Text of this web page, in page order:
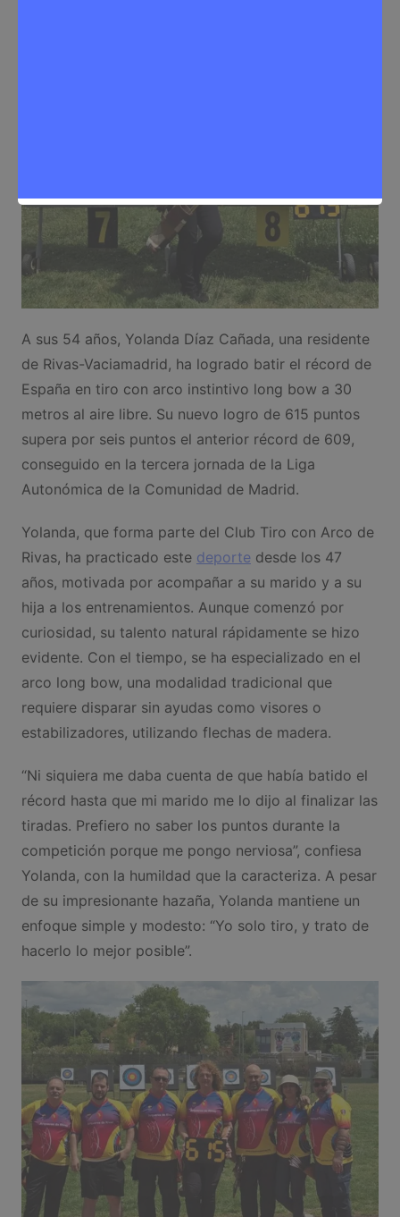
A sus 54 años, Yolanda Díaz Cañada, una residente
de Rivas-Vaciamadrid, ha logrado batir el récord de
España en tiro con arco instintivo long bow a 30
metros al aire libre. Su nuevo logro de 615 puntos
supera por seis puntos el anterior récord de 609,
conseguido en la tercera jornada de la Liga
Autonómica de la Comunidad de Madrid.
Yolanda, que forma parte del Club Tiro con Arco de
Rivas, ha practicado este deportedesde los 47
años, motivada por acompañar a su marido y a su
hija a los entrenamientos. Aunque comenzó por
curiosidad, su talento natural rápidamente se hizo
evidente. Con el tiempo, se ha especializado en el
arco long bow, una modalidad tradicional que
requiere disparar sin ayudas como visores o
estabilizadores, utilizando flechas de madera.
“Ni siquiera me daba cuenta de que había batido el
récord hasta que mi marido me lo dijo al finalizar las
tiradas. Prefiero no saber los puntos durante la
competición porque me pongo nerviosa”, confiesa
Yolanda, con la humildad que la caracteriza. A pesar
de su impresionante hazaña, Yolanda mantiene un
enfoque simple y modesto: “Yo solo tiro, y trato de
hacerlo lo mejor posible”.